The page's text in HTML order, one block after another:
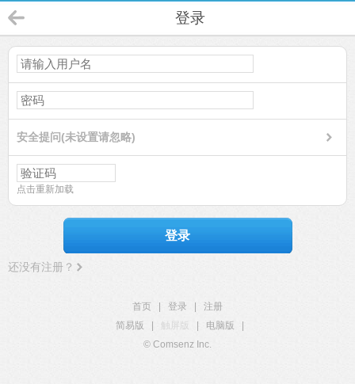
登录
安全提问(未设置请忽略)
点击重新加载
登录
还没有注册？
首页 登录
注册
简易版
触屏版 电脑版
© Comsenz Inc.